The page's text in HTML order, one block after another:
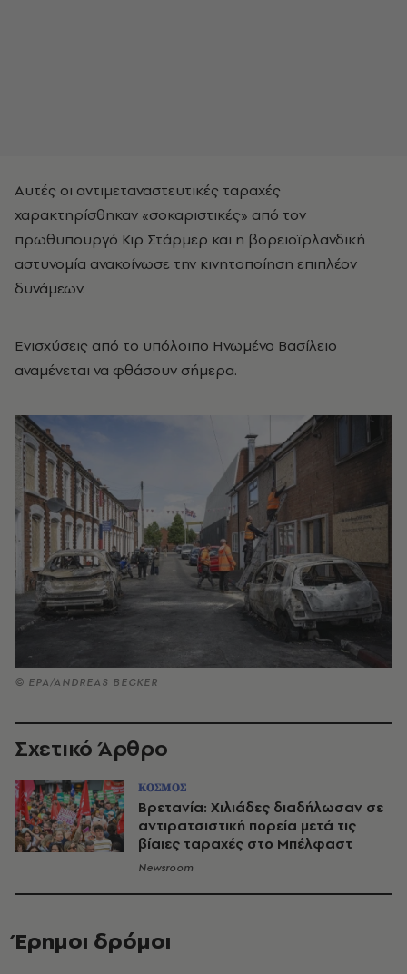
Αυτές οι αντιμεταναστευτικές ταραχές
χαρακτηρίσθηκαν «σοκαριστικές» από τον
πρωθυπουργό Κιρ Στάρμερ και η βορειοϊρλανδική
αστυνομία ανακοίνωσε την κινητοποίηση επιπλέον
δυνάμεων.
Ενισχύσεις από το υπόλοιπο Ηνωμένο Βασίλειο
αναμένεται να φθάσουν σήμερα.
© ΕΡΑ/ANDREAS BECKER
Σχετικό Άρθρο
ΚΟΣΜΟΣ
Βρετανία: Χιλιάδες διαδήλωσαν σε
αντιρατσιστική πορεία μετά τις
βίαιες ταραχές στο Μπέλφαστ
Newsroom
Έρημοι δρόμοι